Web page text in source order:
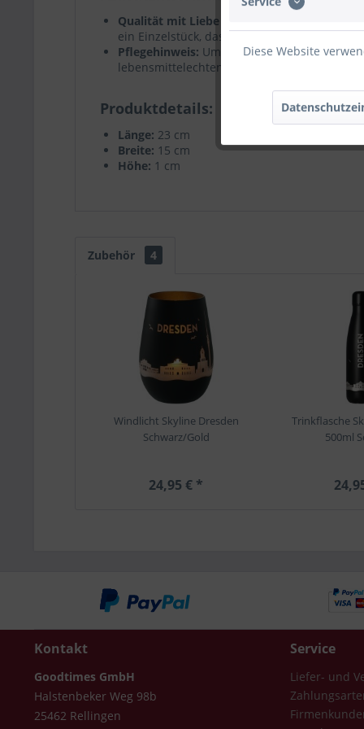
Qualität mit Liebe zum Detail:
Jedes
ein Einzelstück, das mit Sorgfalt hergestellt
Pflegehinweis: Um die Qualität und
lebensmittelechten Holzöl zu behandeln.
Produktdetails
Länge: 23 cm
Breite: 15 cm
Höhe: 1 cm
Zubehör 4
Windlicht Skyline Dresden
Schwarz/Gold
24,95 € *
Trinkflasche
500ml
Kontakt
Goodtimes GmbH
Halstenbeker Weg 98b
25462 Rellingen
Service
Liefer- und
Diese Website